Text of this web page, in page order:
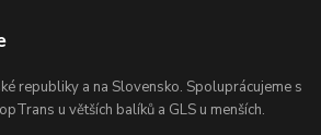
republiky a na Slovensko. Spoluprácujeme s
u větších balíků a GLS u menších.